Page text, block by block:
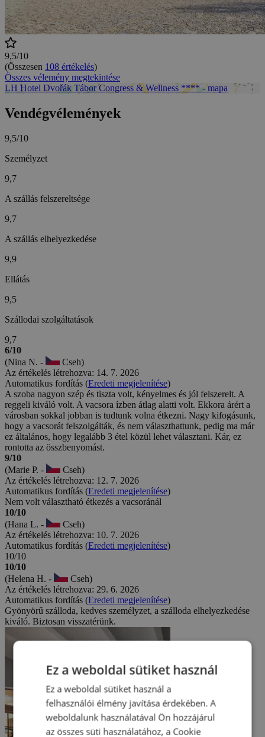
9,5/10
(Összesen 108 értékelés)
Összes vélemény megtekintése
LH Hotel Dvořák Tábor Congress & Wellness **** - mapa
Vendégvélemények
9,5/10
Személyzet
9,7
A szállás felszereltsége
9,7
A szállás elhelyezkedése
9,9
Ellátás
9,5
Szállodai szolgáltatások
9,7
6/10
(Nina N. -
Cseh)
Az értékelés létrehozva: 14. 7. 2026
Automatikus fordítás (Eredeti megjelenítése)
A szoba nagyon szép és tiszta volt, kényelmes és jól felszerelt. A
reggeli kiváló volt. A vacsora ízben átlag alatti volt. Ekkora árért a
városban sokkal jobban is tudtunk volna étkezni. Nagy kifogásunk,
hogy a vacsorát felszolgálták, és nem választhattunk, pedig ma már
ez általános, hogy legalább 3 étel közül lehet választani. Kár, ez
rontotta az összbenyomást.
9/10
(Marie P. -
Cseh)
Az értékelés létrehozva: 12. 7. 2026
Automatikus fordítás (Eredeti megjelenítése)
Nem volt választható étkezés a vacsoránál
10/10
(Hana L. -
Cseh)
Az értékelés létrehozva: 10. 7. 2026
Automatikus fordítás (Eredeti megjelenítése)
10/10
10/10
(Helena H. -
Cseh)
Az értékelés létrehozva: 29. 6. 2026
Automatikus fordítás (Eredeti megjelenítése)
Gyönyörű szálloda, kedves személyzet, a szálloda elhelyezkedése
kiváló. Biztosan visszatérünk.
Ez a weboldal sütiket használ
Ez a weboldal sütiket használ a
felhasználói élmény javítása érdekében. A
weboldalunk használatával Ön hozzájárul
az összes süti használatához, a Cookie